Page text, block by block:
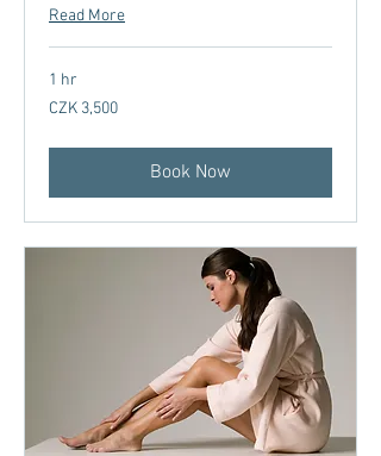
Read More
1 hr
3,500
Czech
CZK 3,500
Book Now